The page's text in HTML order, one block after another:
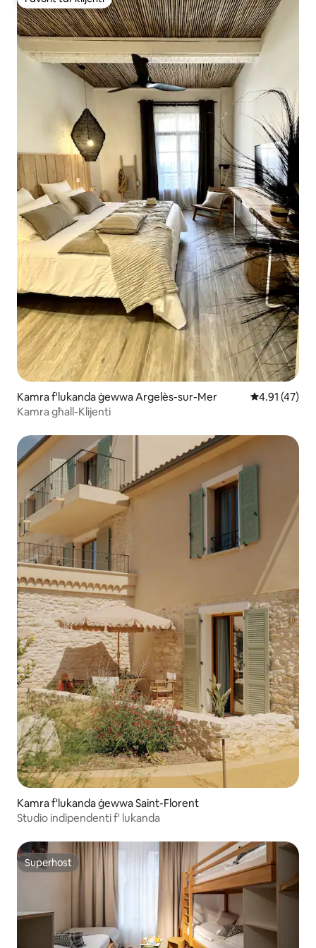
Favorit tal-klijenti
Kamra f'lukanda ġewwa Argelès-sur-Mer Rating
4.91 (47)
Kamra għall-Klijenti
Kamra f'lukanda ġewwa Saint-Florent
Studio indipendenti f' lukanda
Superhost
Superhost